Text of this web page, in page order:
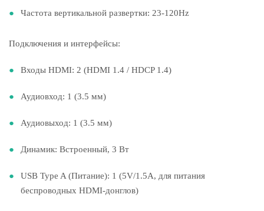
Частота вертикальной развертки: 23-120Hz
Подключения и интерфейсы:
Входы HDMI: 2 (HDMI 1.4 / HDCP 1.4)
Аудиовход: 1 (3.5 мм)
Аудиовыход: 1 (3.5 мм)
Динамик: Встроенный, 3 Вт
USB Type A (Питание): 1 (5V/1.5A, для питания
беспроводных HDMI-донглов)